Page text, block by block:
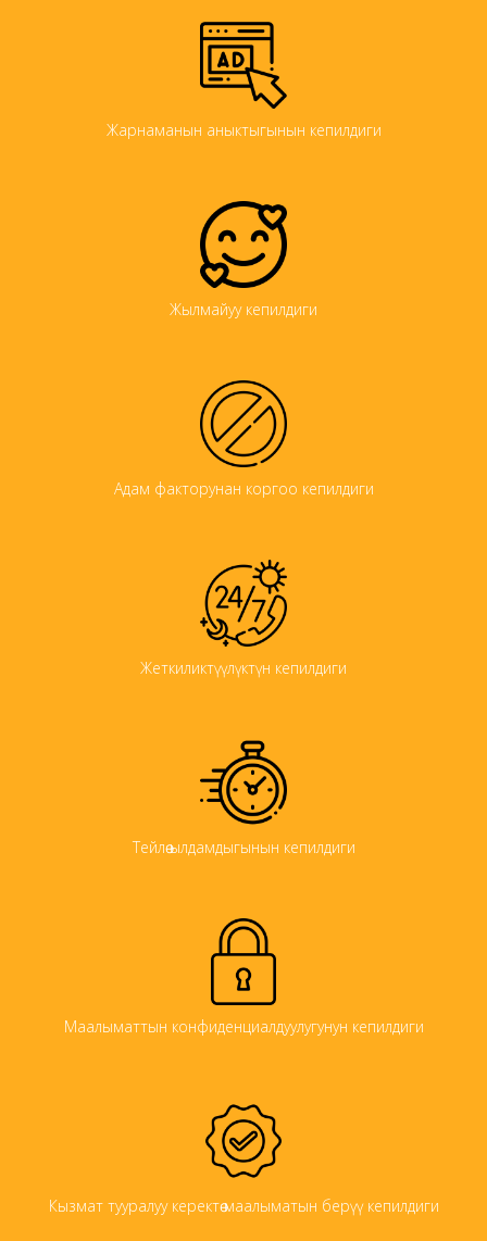
Жарнаманын аныктыгынын кепилдиги
Жылмайуу кепилдиги
Адам факторунан коргоо кепилдиги
Жеткиликтүүлүктүн кепилдиги
Тейлөө ылдамдыгынын кепилдиги
Маалыматтын конфиденциалдуулугунун кепилдиги
Кызмат тууралуу керектөө маалыматын берүү кепилдиги